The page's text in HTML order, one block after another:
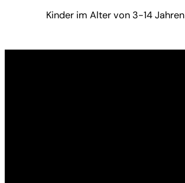
Kinder im Alter von 3-14 Jahren